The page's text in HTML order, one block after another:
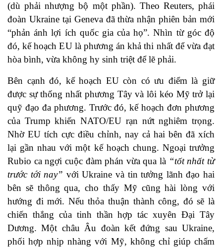
(dù phải nhượng bộ một phần). Theo Reuters, phái
đoàn Ukraine tại Geneva đã thừa nhận phiên bản mới
“phản ánh lợi ích quốc gia của họ”. Nhìn từ góc độ
đó, kế hoạch EU là phương án khả thi nhất để vừa đạt
hòa bình, vừa không hy sinh triệt để lẽ phải.
Bên cạnh đó, kế hoạch EU còn có ưu điểm là giữ
được sự thống nhất phương Tây và lôi kéo Mỹ trở lại
quỹ đạo đa phương. Trước đó, kế hoạch đơn phương
của Trump khiến NATO/EU rạn nứt nghiêm trọng.
Nhờ EU tích cực điều chỉnh, nay cả hai bên đã xích
lại gần nhau với một kế hoạch chung. Ngoại trưởng
Rubio ca ngợi cuộc đàm phán vừa qua là “tốt nhất từ
trước tới nay” với Ukraine và tin tưởng lãnh đạo hai
bên sẽ thông qua, cho thấy Mỹ cũng hài lòng với
hướng đi mới. Nếu thỏa thuận thành công, đó sẽ là
chiến thắng của tinh thần hợp tác xuyên Đại Tây
Dương. Một châu Âu đoàn kết đứng sau Ukraine,
phối hợp nhịp nhàng với Mỹ, không chỉ giúp chấm